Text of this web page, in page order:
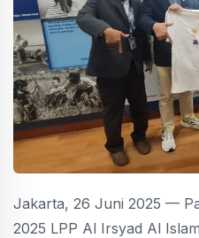
Jakarta, 26 Juni 2025 —
2025 LPP Al Irsyad Al